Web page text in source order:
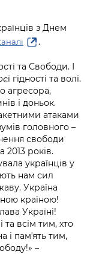
чи
від
mass
з Днем
.
та Свободи. І
гідності та волі.
агресора,
і доньок.
атаками
головного –
свободи
2013 років.
українців у
нам сил
Україна
країною!
Україні!
та всім тим, хто
і памʼять тим,
–